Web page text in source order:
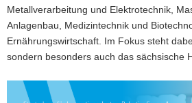
Metallverarbeitung und Elektrotechnik,
Anlagenbau, Medizintechnik und
Ernährungswirtschaft. Im Fokus steht
sondern besonders auch das sächsische